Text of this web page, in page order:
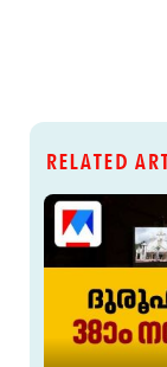
RELATED